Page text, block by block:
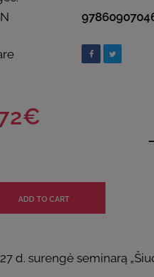
d. surengė seminarą